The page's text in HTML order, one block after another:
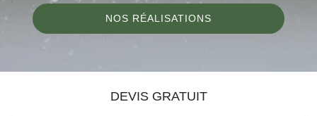
NOS RÉALISATIONS
DEVIS GRATUIT